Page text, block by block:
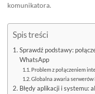
komunikatora.
Spis treści
Sprawdź podstawy:
WhatsApp
Problem z połączeniem
Globalna awaria serwerów
Błędy aplikacji i systemu: